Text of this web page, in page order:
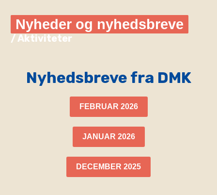
Nyheder og nyhedsbreve
/ Aktiviteter
Nyhedsbreve fra DMK
FEBRUAR 2026
JANUAR 2026
DECEMBER 2025